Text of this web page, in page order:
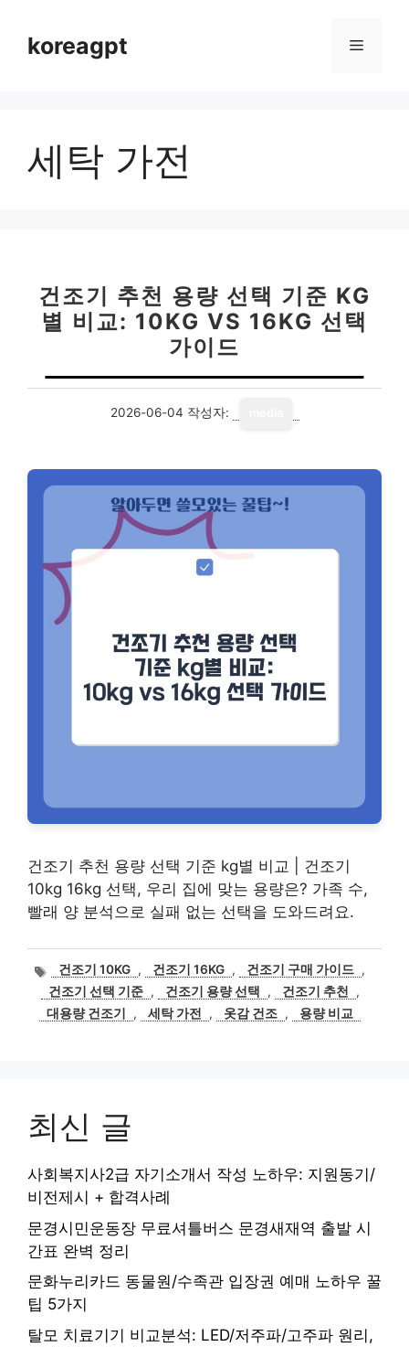
koreagpt 메
세탁 가전
건조기 추천 용량 선택 기준 KG
별 비교: 10KG VS 16KG 선택
가이드
2026-06-04 작성자:
건조기 추천 용량 선택 기준 kg별 비교 | 건조기
10kg 16kg 선택, 우리 집에 맞는 용량은? 가족 수,
빨래 양 분석으로 실패 없는 선택을 도와드려요.
태
그
건조기 10KG , 건조기 16KG , 건조기 구매 가이드 ,
건조기 선택 기준 , 건조기 용량 선택 , 건조기 추천
,
대용량 건조기
, 세탁 가전 , 옷감 건조 , 용량 비교
최신 글
사회복지사2급 자기소개서 작성 노하우: 지원동기/
비전제시 + 합격사례
문경시민운동장 무료셔틀버스 문경새재역 출발 시
간표 완벽 정리
문화누리카드 동물원/수족관 입장권 예매 노하우 꿀
팁 5가지
탈모 치료기기 비교분석: LED/저주파/고주파 원리,